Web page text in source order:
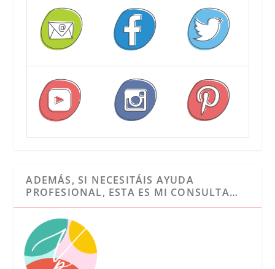
ADEMÁS, SI NECESITÁIS AYUDA
PROFESIONAL, ESTA ES MI CONSULTA…